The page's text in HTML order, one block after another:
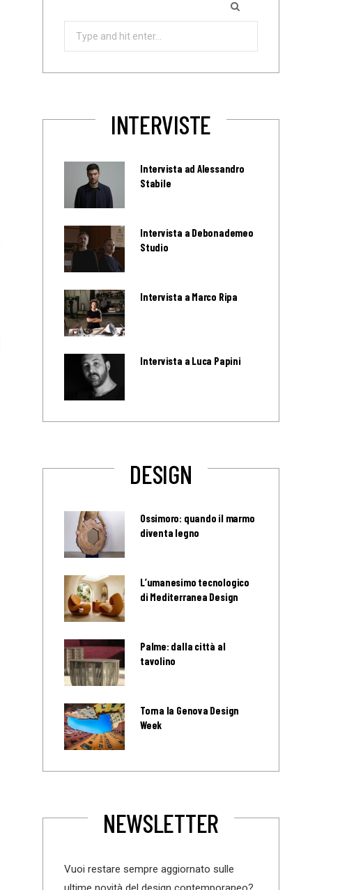
Search
INTERVISTE
Intervista ad Alessandro
Stabile
Intervista a Debonademeo
Studio
Intervista a Marco Ripa
Intervista a Luca Papini
DESIGN
Ossimoro: quando il marmo
diventa legno
L’umanesimo tecnologico
di Mediterranea Design
Palme: dalla città al
tavolino
Torna la Genova Design
Week
NEWSLETTER
Vuoi restare sempre aggiornato sulle